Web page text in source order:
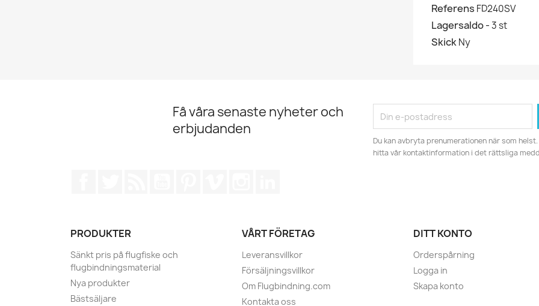
Referens FD240SV
Lagersaldo -3 st
SkickNy
Få våra senaste nyheter och
erbjudanden
Du kan avbryta prenumerationen när som
hitta vår kontaktinformation i det rättsliga
PRODUKTER
Sänkt pris på flugfiske och
flugbindningsmaterial
Nya produkter
Bästsäljare
VÅRT FÖRETAG
Leveransvillkor
Försäljningsvillkor
Om Flugbindning.com
Kontakta oss
DITT KONTO
Orderspårning
Logga in
Skapa konto